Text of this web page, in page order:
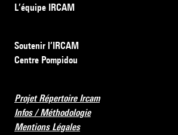
L’équipe IRCAM
Soutenir l’IRCAM
Centre Pompidou
Projet Répertoire Ircam
Infos / Méthodologie
Mentions Légales